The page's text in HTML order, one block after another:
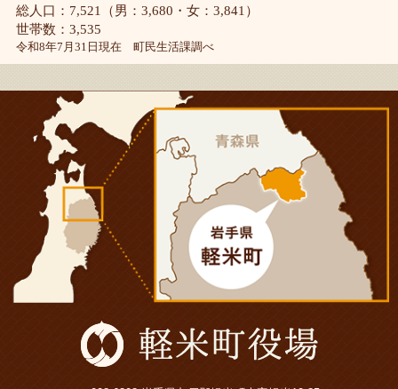
総人口：7,521（男：3,680・女：3,841）
世帯数：3,535
令和8年7月31日現在 町民生活課調べ